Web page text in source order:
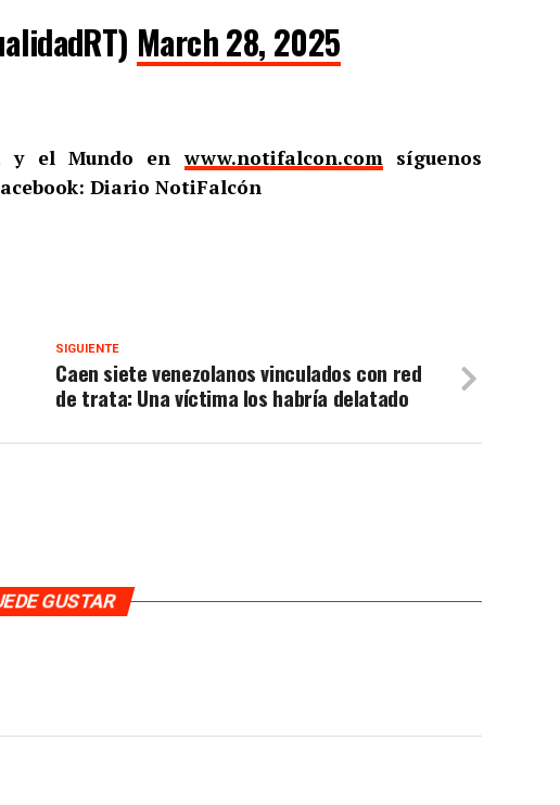
March 28, 2025
y el Mundo enwww.notifalcon.comsíguenos
Diario NotiFalcón
SIGUIENTE
Caen siete venezolanos vinculados con red
de trata: Una víctima los habría delatado
GUSTAR